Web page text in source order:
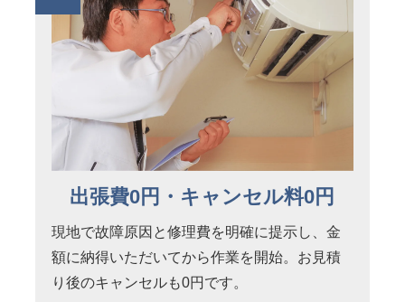
出張費0円・キャンセル料0円
現地で故障原因と修理費を明確に提示し、金
額に納得いただいてから作業を開始。お見積
り後のキャンセルも0円です。